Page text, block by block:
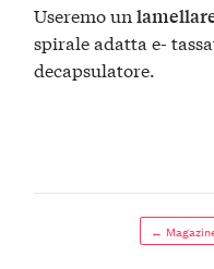
Useremo un
spirale adatta e-
decapsulatore.
←